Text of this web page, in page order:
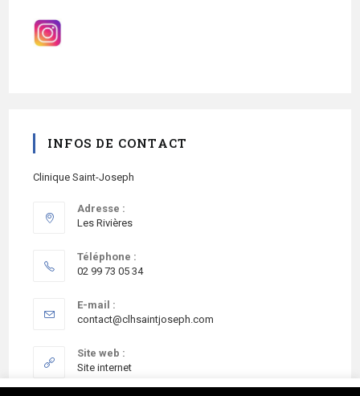
INFOS DE CONTACT
Clinique Saint-Joseph
Adresse :
Les Rivières
Téléphone :
02 99 73 05 34
E-mail :
contact@clhsaintjoseph.com
Site web :
Site internet